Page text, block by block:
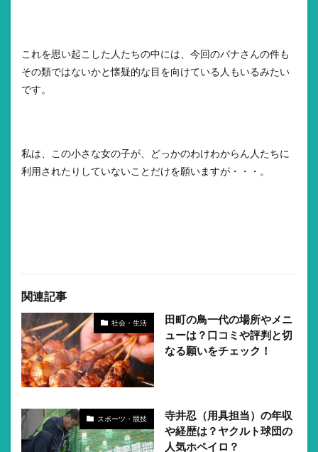
これを思い起こした人たちの中には、今回のバナさんの件も
その類ではないかと懐疑的な目を向けている人もいるみたい
です。
私は、この小さな女の子が、どっかのわけわからん人たちに
利用されたりしていないことだけを願いますが・・・。
関連記事
社会・生活
田町の鳥一代の場所やメニ
ューは？口コミや評判と切
なる願いをチェック！
スポーツ・競技
寺井忍（用具担当）の年収
や経歴は？ヤクルト球団の
人気ホペイロ？